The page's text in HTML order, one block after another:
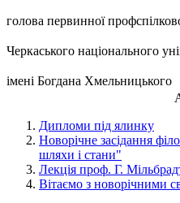
голова первинної
Черкаського національного
імені Богдана
Дипломи під ялинку
Новорічне засідання
шляхи і стани"
Лекція проф. Г.
Вітаємо з новорічними